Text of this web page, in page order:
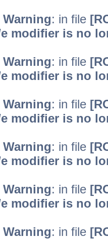
: in file
modifier is no
: in file
modifier is no
: in file
modifier is no
: in file
modifier is no
: in file
modifier is no
: in file